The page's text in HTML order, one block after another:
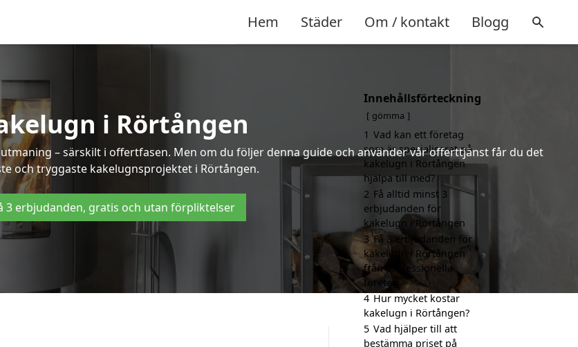
Hem Städer Om / kontakt Blogg
i Rörtången
– särskilt i offertfasen. Men om du följer denna guide och använder vår offerttjänst får du det
och tryggaste kakelugnsprojektet i Rörtången.
3 erbjudanden, gratis och utan förpliktelser
Innehållsförteckning
gömma
1 Vad kan ett företag
som är specialiserat på
kakelugn i Rörtången
hjälpa till med?
2 Få alltid minst 3
erbjudanden för
kakelugn i Rörtången
3 Få 3 erbjudanden för
kakelugn i Rörtången
från professionella
företag
4 Hur mycket kostar
kakelugn i Rörtången?
5 Vad hjälper till att
bestämma priset på